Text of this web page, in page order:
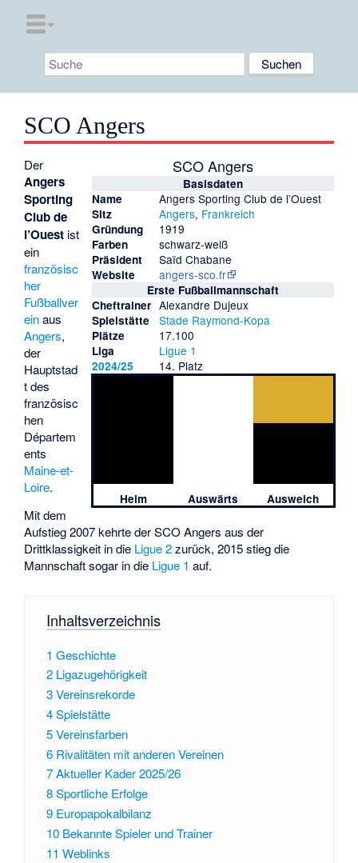
SCO Angers
SCO Angers
Basisdaten
Name
Angers Sporting Club de l’Ouest
Sitz Angers, Frankreich
Gründung 1919
Farben schwarz-weiß
Präsident Saïd Chabane
Website angers-sco.fr
Erste Fußballmannschaft
Cheftrainer Alexandre Dujeux
Spielstätte Stade Raymond-Kopa
Plätze 17.100
Liga Ligue 1
2024/25 14. Platz
Heim Auswärts Ausweich
Der
Angers
Sporting
Club de
l’Ouest ist
ein
französisc
her
Fußballver
einaus
Angers,
der
Hauptstad
t des
französisc
hen
Départem
ents
Maine-et-
Loire.
Mit dem
Aufstieg 2007 kehrte der SCO Angers aus der
Drittklassigkeit in die Ligue 2zurück, 2015 stieg die
Mannschaft sogar in die Ligue 1 auf.
Inhaltsverzeichnis
1 Geschichte
2 Ligazugehörigkeit
3Vereinsrekorde
4Spielstätte
5Vereinsfarben
6 Rivalitäten mit anderen Vereinen
7Aktueller Kader 2025/26
8Sportliche Erfolge
9 Europapokalbilanz
10 Bekannte Spieler und Trainer
11 Weblinks